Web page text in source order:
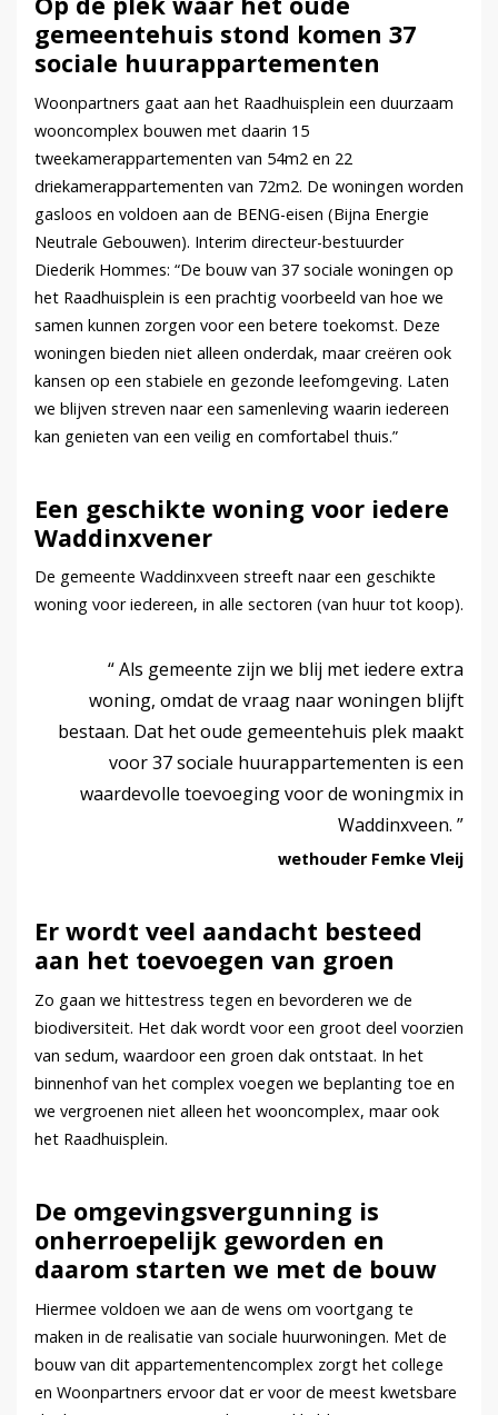
gemeentehuis stond komen 37
sociale huurappartementen
Woonpartners gaat aan het Raadhuisplein een duurzaam
wooncomplex bouwen met daarin 15
tweekamerappartementen van 54m2 en 22
driekamerappartementen van 72m2. De woningen worden
gasloos en voldoen aan de BENG-eisen (Bijna Energie
Neutrale Gebouwen). Interim directeur-bestuurder
Diederik Hommes: “De bouw van 37 sociale woningen op
het Raadhuisplein is een prachtig voorbeeld van hoe we
samen kunnen zorgen voor een betere toekomst. Deze
woningen bieden niet alleen onderdak, maar creëren ook
kansen op een stabiele en gezonde leefomgeving. Laten
we blijven streven naar een samenleving waarin iedereen
kan genieten van een veilig en comfortabel thuis.”
Een geschikte woning voor iedere
Waddinxvener
De gemeente Waddinxveen streeft naar een geschikte
woning voor iedereen, in alle sectoren (van huur tot koop).
Als gemeente zijn we blij met iedere extra
woning, omdat de vraag naar woningen blijft
bestaan. Dat het oude gemeentehuis plek maakt
voor 37 sociale huurappartementen is een
waardevolle toevoeging voor de woningmix in
Waddinxveen.
wethouder Femke Vleij
Er wordt veel aandacht besteed
aan het toevoegen van groen
Zo gaan we hittestress tegen en bevorderen we de
biodiversiteit. Het dak wordt voor een groot deel voorzien
van sedum, waardoor een groen dak ontstaat. In het
binnenhof van het complex voegen we beplanting toe en
we vergroenen niet alleen het wooncomplex, maar ook
het Raadhuisplein.
De omgevingsvergunning is
onherroepelijk geworden en
daarom starten we met de bouw
Hiermee voldoen we aan de wens om voortgang te
maken in de realisatie van sociale huurwoningen. Met de
bouw van dit appartementencomplex zorgt het college
en Woonpartners ervoor dat er voor de meest kwetsbare